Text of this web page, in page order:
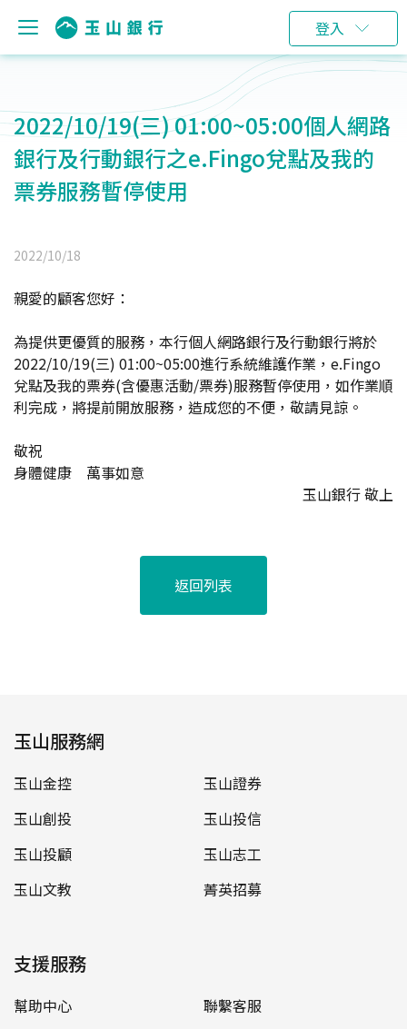
登入
2022/10/19(三) 01:00~05:00個人網路
銀行及行動銀行之e.Fingo兌點及我的
票券服務暫停使用
2022/10/18
親愛的顧客您好：
為提供更優質的服務，本行個人網路銀行及行動銀行將於
2022/10/19(三) 01:00~05:00進行系統維護作業，e.Fingo
兌點及我的票券(含優惠活動/票券)服務暫停使用，如作業順
利完成，將提前開放服務，造成您的不便，敬請見諒。
敬祝
身體健康 萬事如意
玉山銀行 敬上
返回列表
玉山服務網
玉山金控
玉山證券
玉山創投
玉山投信
玉山投顧
玉山志工
玉山文教
菁英招募
支援服務
幫助中心
聯繫客服